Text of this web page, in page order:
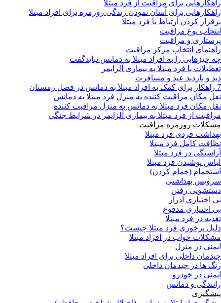
راهکارهایی برای مراقبت از فرد مبتلا
راهکارهایی برای آسان نمودن زندگی روزمره برای افراد مبتلا
برقرار کردن ارتباط با فرد مبتلا
انتخاب نوع مراقبت
پرستاری و مراقبت
راهنمای انتخاب مرکز مراقبت
چه چیزهایی را به افراد مبتلا به دمانس نبایدگفت
تعطیلات با فرد مبتلا به بیماری آلزایمر
دید و بازدید عید و مسافرت
7 راهکار برای کمک به افراد مبتلا به دمانس در فصل زمستان
نقل مکان مراقبت کننده به منزل فرد مبتلا به دمانس
نقل مکان فرد مبتلا به دمانس به منزل مراقبت کننده
مراقبت از فرد مبتلا به بیماری آلزایمر در شرایط جنگی
مشکلات روزمره مراقبت
بهداشت فردی فرد مبتلا
نظافت کامل فرد مبتلا
آراستگی در فرد مبتلا
لباس پوشیدن فرد مبتلا
استحمام (حمام کردن)
سرویس بهداشتی
دستشویی رفتن
بی اختیاری ادرار
بی اختیاری مدفوع
تغذیه در فرد مبتلا
دلیل پرخوری فرد مبتلا چیست؟
مشکلات خواب در افراد مبتلا
ایمنی در منزل
چیدمان داخلی برای افراد مبتلا
رنگ ها در چیدمان داخلی
ایمنی در خودرو
رانندگی و دمانس
پیشگیری